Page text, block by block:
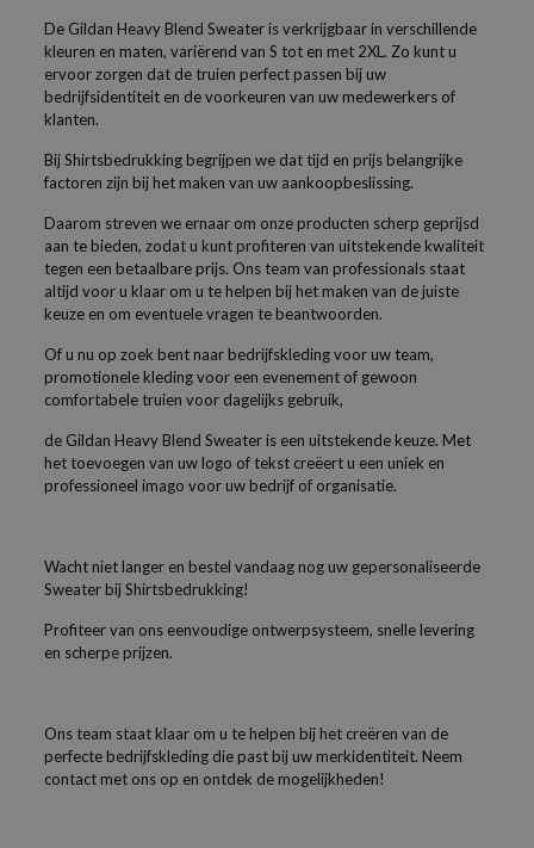
De Gildan Heavy Blend Sweater is verkrijgbaar in verschillende
kleuren en maten, variërend van S tot en met 2XL. Zo kunt u
ervoor zorgen dat de truien perfect passen bij uw
bedrijfsidentiteit en de voorkeuren van uw medewerkers of
klanten.
Bij Shirtsbedrukking begrijpen we dat tijd en prijs belangrijke
factoren zijn bij het maken van uw aankoopbeslissing.
Daarom streven we ernaar om onze producten scherp geprijsd
aan te bieden, zodat u kunt profiteren van uitstekende kwaliteit
tegen een betaalbare prijs. Ons team van professionals staat
altijd voor u klaar om u te helpen bij het maken van de juiste
keuze en om eventuele vragen te beantwoorden.
Of u nu op zoek bent naar bedrijfskleding voor uw team,
promotionele kleding voor een evenement of gewoon
comfortabele truien voor dagelijks gebruik,
de Gildan Heavy Blend Sweater is een uitstekende keuze. Met
het toevoegen van uw logo of tekst creëert u een uniek en
professioneel imago voor uw bedrijf of organisatie.
Wacht niet langer en bestel vandaag nog uw gepersonaliseerde
Sweater bij Shirtsbedrukking!
Profiteer van ons eenvoudige ontwerpsysteem, snelle levering
en scherpe prijzen.
Ons team staat klaar om u te helpen bij het creëren van de
perfecte bedrijfskleding die past bij uw merkidentiteit. Neem
contact met ons op en ontdek de mogelijkheden!